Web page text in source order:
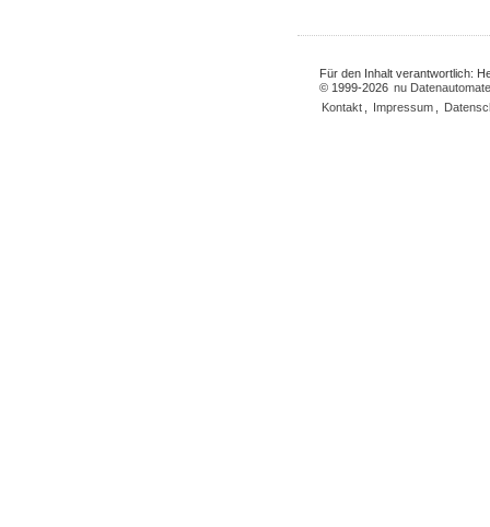
Für den Inhalt verantwortlich:
© 1999-2026 nu
Kontakt
Impressum